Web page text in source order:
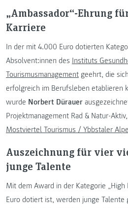
„Ambassador“-Ehrung
Karriere
In der mit 4.000 Euro dotierten
Absolvent:innen des Instituts
Tourismusmanagement geehrt, die
erfolgreich im Berufsleben etablieren
wurde Norbert Dürauer
Projektmanagement Rad & Natur-
Mostviertel Tourismus / Ybbstaler
Auszeichnung für vier
junge Talente
Mit dem Award in der Kategorie „High
Euro dotiert ist, werden junge Talente